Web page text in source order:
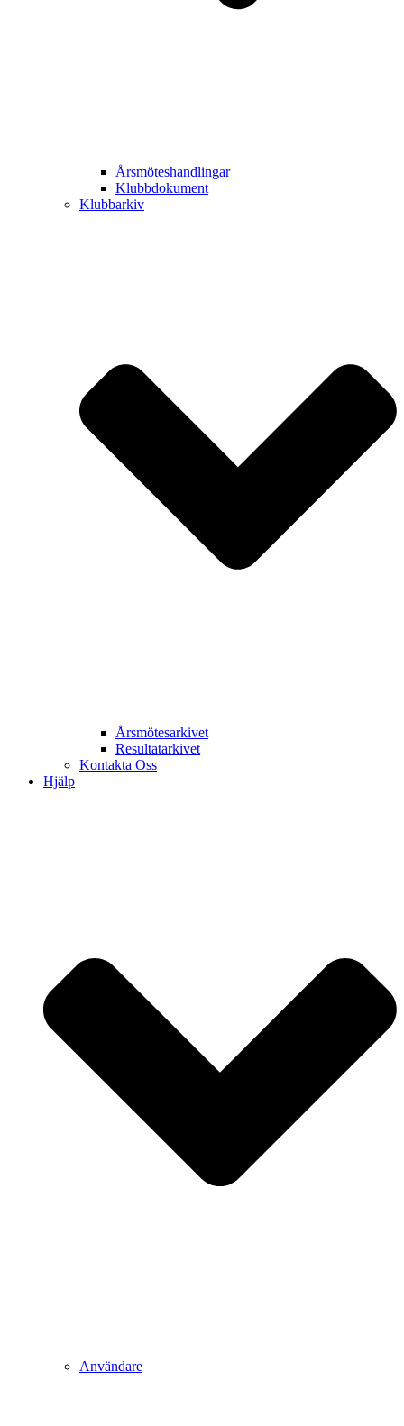
Årsmöteshandlingar
Klubbdokument
Klubbarkiv
Årsmötesarkivet
Resultatarkivet
Kontakta Oss
Hjälp
Användare